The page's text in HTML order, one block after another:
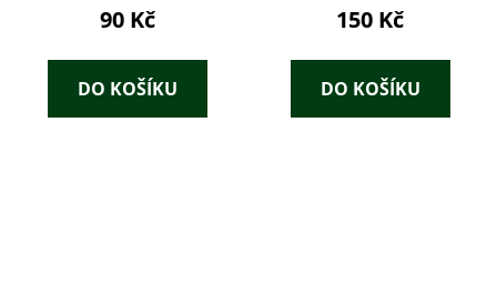
90 Kč
DO KOŠÍKU
150 Kč
DO KOŠÍKU